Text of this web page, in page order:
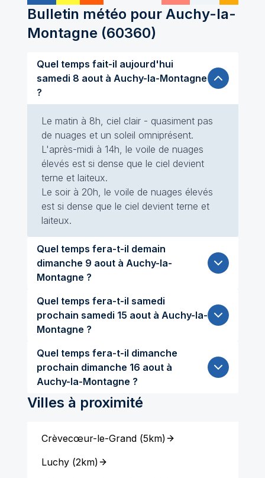
Bulletin météo pour Auchy-la-
Montagne (60360)
Quel temps fait-il aujourd'hui
samedi 8 aout à Auchy-la-Montagne
?
Le matin à 8h, ciel clair - quasiment pas
de nuages et un soleil omniprésent.
L'après-midi à 14h, le voile de nuages
élevés est si dense que le ciel devient
terne et laiteux.
Le soir à 20h, le voile de nuages élevés
est si dense que le ciel devient terne et
laiteux.
Quel temps fera-t-il demain
dimanche 9 aout à Auchy-la-
Montagne ?
Quel temps fera-t-il samedi
prochain samedi 15 aout à Auchy-la-
Montagne ?
Quel temps fera-t-il dimanche
prochain dimanche 16 aout à
Auchy-la-Montagne ?
Villes à proximité
Crèvecœur-le-Grand(5km)
Luchy(2km)